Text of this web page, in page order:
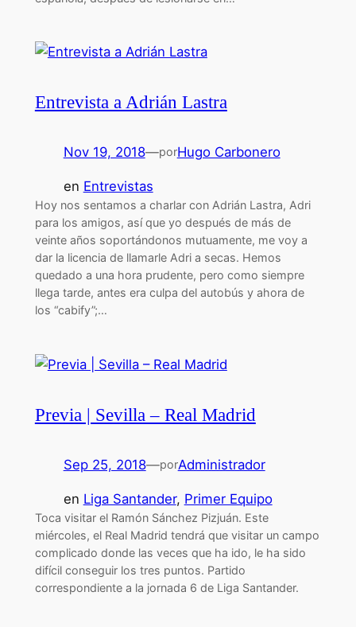
Entrevista a Adrián Lastra
Nov 19, 2018—porHugo Carbonero
en Entrevistas
Hoy nos sentamos a charlar con Adrián Lastra, Adri
para los amigos, así que yo después de más de
veinte años soportándonos mutuamente, me voy a
dar la licencia de llamarle Adri a secas. Hemos
quedado a una hora prudente, pero como siempre
llega tarde, antes era culpa del autobús y ahora de
los “cabify”;…
Previa | Sevilla – Real Madrid
Sep 25, 2018—porAdministrador
en Liga Santander, Primer Equipo
Toca visitar el Ramón Sánchez Pizjuán. Este
miércoles, el Real Madrid tendrá que visitar un campo
complicado donde las veces que ha ido, le ha sido
difícil conseguir los tres puntos. Partido
correspondiente a la jornada 6 de Liga Santander.